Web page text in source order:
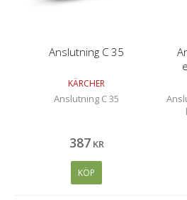
Anslutning C 35
KÄRCHER
Anslutning C 35
387 KR
KÖP